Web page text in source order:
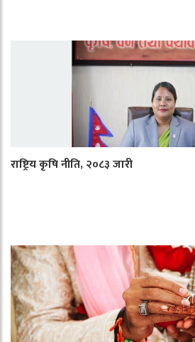
राष्ट्रिय कृषि नीति, २०८३ जारी